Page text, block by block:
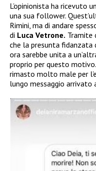
L’opinionista ha ricevuto
una sua follower.
Rimini, ma di andare
di Luca Vetrone. Tramite
che la presunta fidanzata
ora sarebbe unita a
proprio per questo
rimasto molto male per
lungo messaggio arrivato